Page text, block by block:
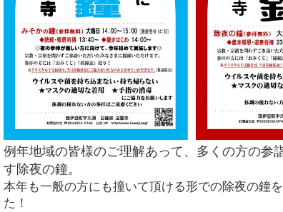
例年地域の皆様のご理解あって、多くの方の参
す除夜の鐘。
本年も一般の方にも撞いて頂ける形での除夜の鐘
た！